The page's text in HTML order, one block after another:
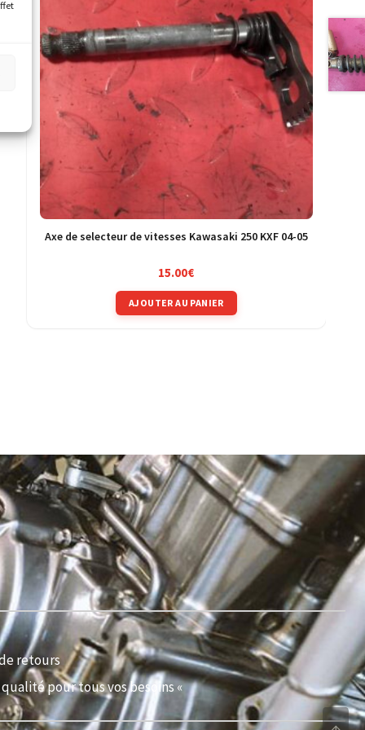
Axe de selecteur de vitesses Kawasaki 250 KXF 04-05
15.00€
AJOUTER AU PANIER
retours
pour tous vos besoins «